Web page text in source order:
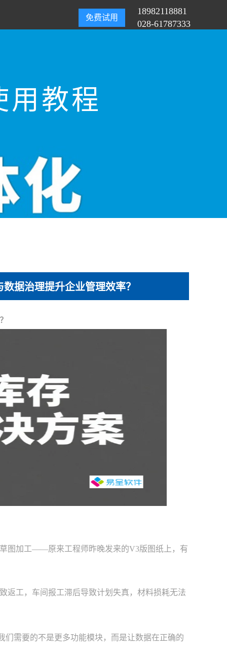
免费试用
18982118881
028-61787333
用教程
据治理提升企业管理效率？
图加工——原来工程师昨晚发来的V3版图纸上，有
返工，车间报工滞后导致计划失真，材料损耗无法
们需要的不是更多功能模块，而是让数据在正确的